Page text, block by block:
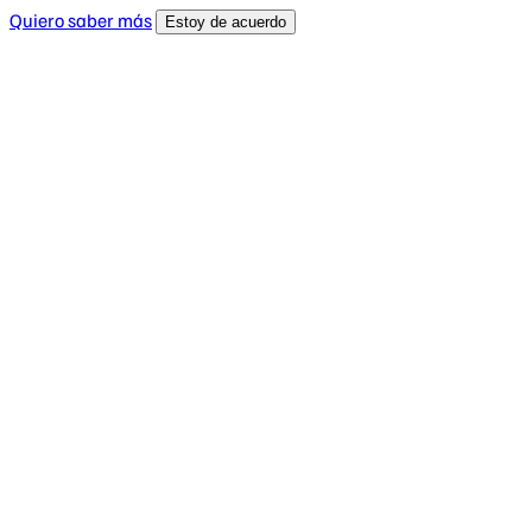
Quiero saber más
Estoy de acuerdo